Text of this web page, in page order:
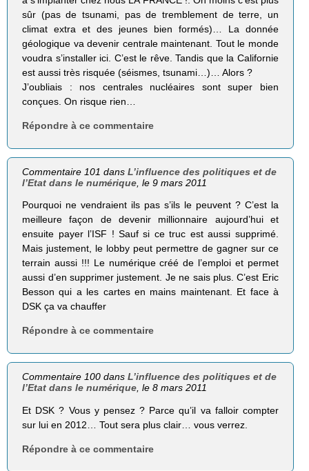
sûr (pas de tsunami, pas de tremblement de terre, un
climat extra et des jeunes bien formés)… La donnée
géologique va devenir centrale maintenant. Tout le monde
voudra s’installer ici. C’est le rêve. Tandis que la Californie
est aussi très risquée (séismes, tsunami…)… Alors ?
J’oubliais : nos centrales nucléaires sont super bien
conçues. On risque rien…
Répondre à ce commentaire
Commentaire 101 dansL’influence des politiques et de
l’Etat dans le numérique, le 9 mars 2011
Pourquoi ne vendraient ils pas s’ils le peuvent ? C’est la
meilleure façon de devenir millionnaire aujourd’hui et
ensuite payer l’ISF ! Sauf si ce truc est aussi supprimé.
Mais justement, le lobby peut permettre de gagner sur ce
terrain aussi !!! Le numérique créé de l’emploi et permet
aussi d’en supprimer justement. Je ne sais plus. C’est Eric
Besson qui a les cartes en mains maintenant. Et face à
DSK ça va chauffer
Répondre à ce commentaire
Commentaire 100 dansL’influence des politiques et de
l’Etat dans le numérique, le 8 mars 2011
Et DSK ? Vous y pensez ? Parce qu’il va falloir compter
sur lui en 2012… Tout sera plus clair… vous verrez.
Répondre à ce commentaire